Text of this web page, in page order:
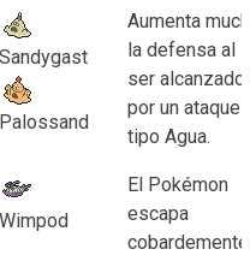
Sandygast
Palossand
Aumenta
la defensa al
ser alcanzado
por un ataque
tipo Agua.
Wimpod
El Pokémon
escapa
cobardemente